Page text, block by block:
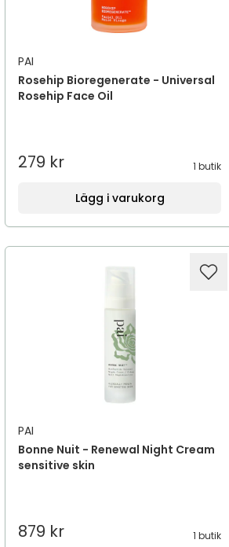
PAI
Rosehip Bioregenerate - Universal
Rosehip Face Oil
279 kr 1 butik
Lägg i varukorg
PAI
Bonne Nuit - Renewal Night Cream
sensitive skin
879 kr 1 butik